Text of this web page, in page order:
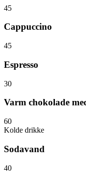
45
Cappuccino
45
Espresso
30
Varm chokolade
60
Kolde drikke
Sodavand
40